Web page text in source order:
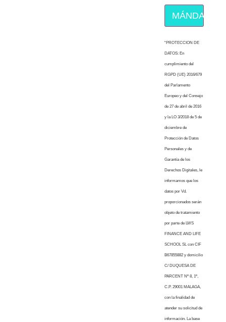
MÁNDAME
“PROTECCION DE
DATOS: En
cumplimiento del
RGPD (UE) 2016/679
del Parlamento
Europeo y del Consejo
de 27 de abril de 2016
y la LO 3/2018 de 5 de
diciembre de
Protección de Datos
Personales y de
Garantía de los
Derechos Digitales, le
informamos que los
datos por Vd.
proporcionados serán
objeto de tratamiento
por parte de LWS
FINANCE AND LIFE
SCHOOL SL con CIF
B67855882 y domicilio
C/ DUQUESA DE
PARCENT Nº 8, 1º,
C.P. 29001 MALAGA,
con la finalidad de
atender su solicitud de
información. La base